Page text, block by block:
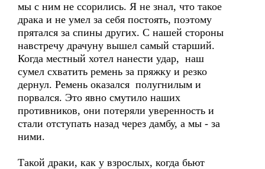
мы с ним не ссорились. Я не знал, что такое
драка и не умел за себя постоять, поэтому
прятался за спины других. С нашей стороны
навстречу драчуну вышел самый старший.
Когда местный хотел нанести удар, наш
сумел схватить ремень за пряжку и резко
дернул. Ремень оказался полугнилым и
порвался. Это явно смутило наших
противников, они потеряли уверенность и
стали отступать назад через дамбу, а мы - за
ними.
Такой драки, как у взрослых, когда бьют